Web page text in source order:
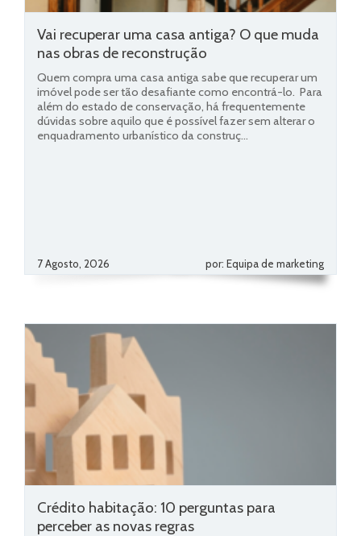
Vai recuperar uma casa antiga? O que muda
nas obras de reconstrução
Quem compra uma casa antiga sabe que recuperar um
imóvel pode ser tão desafiante como encontrá-lo. Para
além do estado de conservação, há frequentemente
dúvidas sobre aquilo que é possível fazer sem alterar o
enquadramento urbanístico da construç...
7 Agosto, 2026 por: Equipa de marketing
Crédito habitação: 10 perguntas para
perceber as novas regras